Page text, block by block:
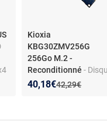
Kioxia
KBG30ZMV256G
256Go M.2 -
Reconditionné -
dur interne - M.2 NVMe
Ancien prix :
42,29€
Nouveau prix :
40,18€
Réduction de :